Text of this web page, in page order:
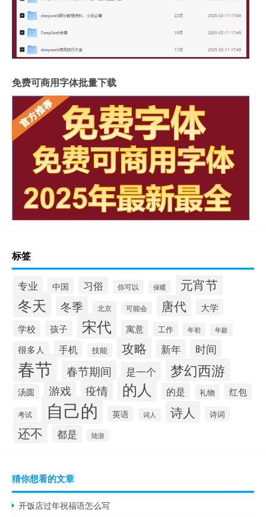
免费可商用字体批量下载
标签
专业 中国 习俗 你可以 保暖 元宵节
冬天 冬季 北京 可能会 唐代
大学
学校
孩子 宋代 寓意 工作 年初 年龄
很多人 手机 技能 攻略 新年 时间
春节 春节期间 是一个 梦幻西游
汤圆 游戏 疫情 的人 的是 礼物 红包
考试 自己的 英语 词人 诗人 诗词
还不 都是 陆游
猜你想看的文章
开饭店过年祝福语怎么写